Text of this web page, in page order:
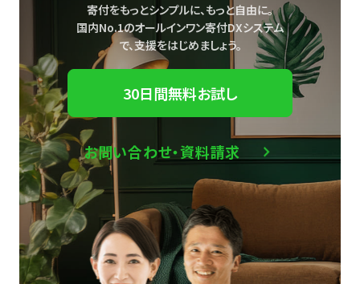
寄付をもっとシンプルに、もっと自由に。
国内No.1のオールインワン寄付DXシステム
で、支援をはじめましょう。
30日間無料お試し
お問い合わせ・資料請求